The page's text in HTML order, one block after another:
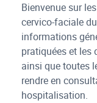
Bienvenue sur
cervico-faciale
informations
pratiquées et les
ainsi que toutes
rendre en
hospitalisation.